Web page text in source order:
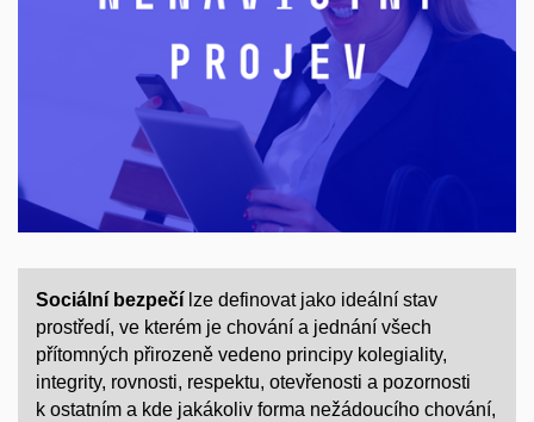
Sociální bezpečí lze definovat jako ideální stav
prostředí, ve kterém je chování a jednání všech
přítomných přirozeně vedeno principy kolegiality,
integrity, rovnosti, respektu, otevřenosti a pozornosti
k ostatním a kde jakákoliv forma nežádoucího chování,